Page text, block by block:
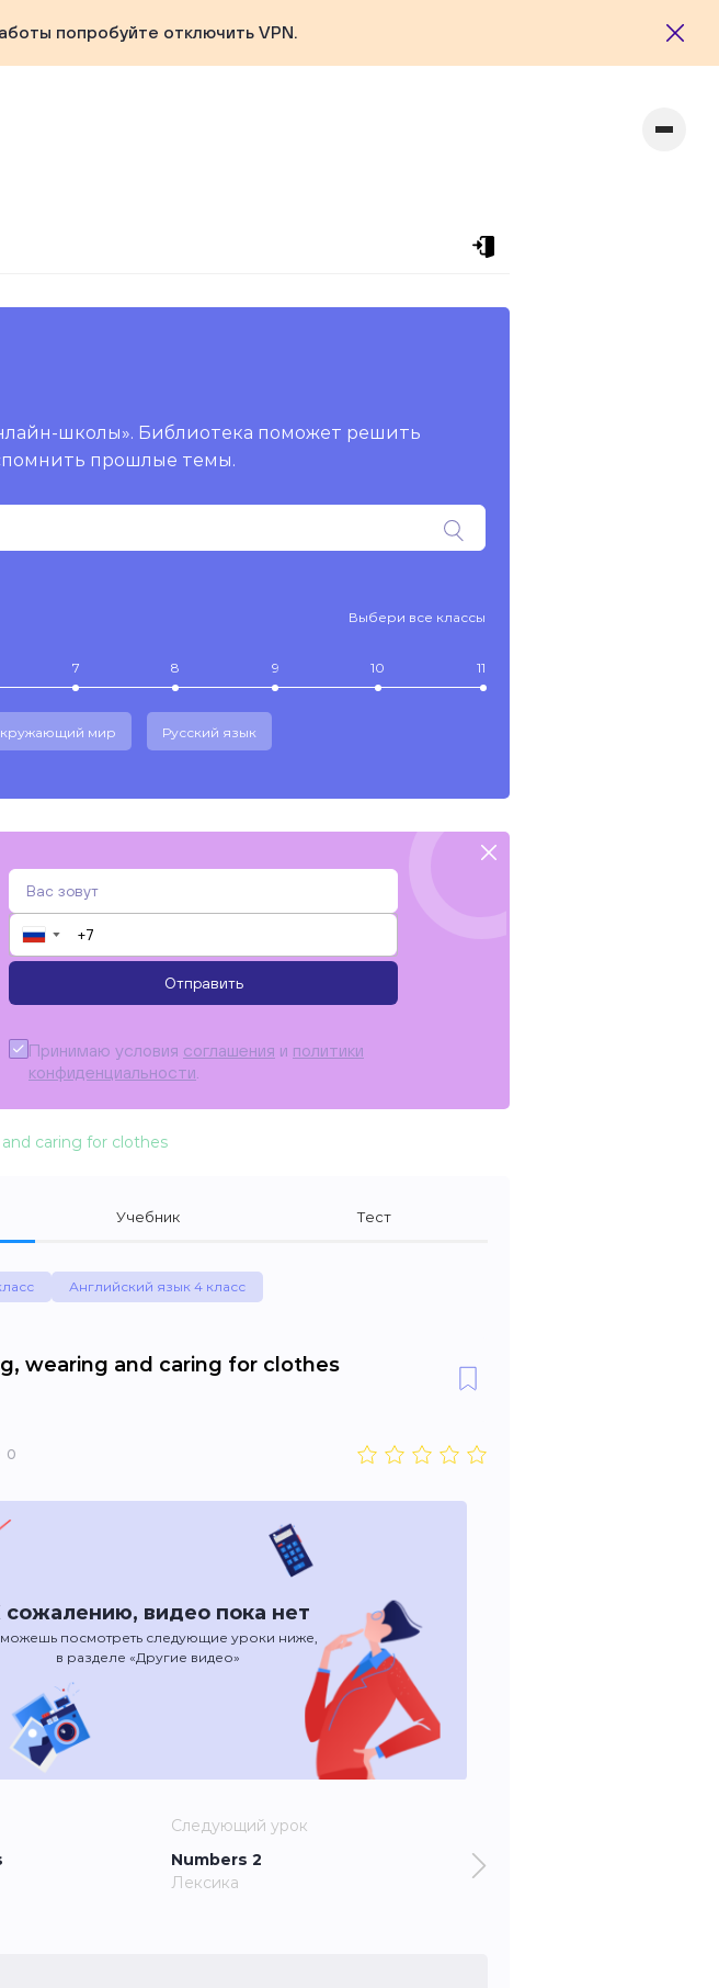
попробуйте отключить VPN.
школы». Библиотека поможет решить
прошлые темы.
Выбери все классы
7 8 9 10 11
мир Русский язык
▼
Отправить
Принимаю условия соглашения и политики
конфиденциальности
caring for clothes
Учебник Тест
Английский язык 4 класс
wearing and caring for clothes
0
сожалению, видео пока нет
посмотреть следующие уроки ниже,
в разделе «Другие видео»
Следующий урок
Numbers 2
Лексика